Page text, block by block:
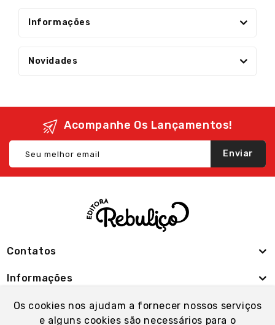
Os cookies nos ajudam a fornecer nossos serviços
e alguns cookies são necessários para o
Informações
Novidades
Acompanhe Os Lançamentos!
Enviar
Contatos
Informações
Minha Conta